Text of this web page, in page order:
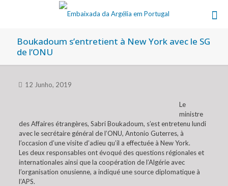
Boukadoum s’entretient à New York avec le SG
de l’ONU
12 Junho, 2019
Le
ministre
des Affaires étrangères, Sabri Boukadoum, s’est entretenu lundi
avec le secrétaire général de l’ONU, Antonio Guterres, à
l’occasion d’une visite d’adieu qu’il a effectuée à New York.
Les deux responsables ont évoqué des questions régionales et
internationales ainsi que la coopération de l’Algérie avec
l’organisation onusienne, a indiqué une source diplomatique à
l’APS.